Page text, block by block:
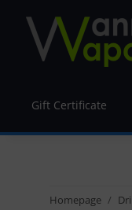
Gift Certificate
Homepage